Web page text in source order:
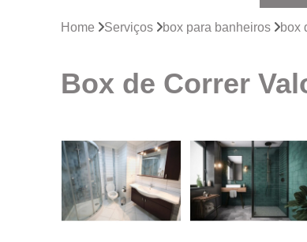
de
Home Serviços box para banheiros box
Box de Correr